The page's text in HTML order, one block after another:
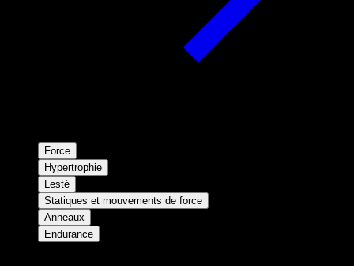
Force
Hypertrophie
Lesté
Statiques et mouvements de force
Anneaux
Endurance